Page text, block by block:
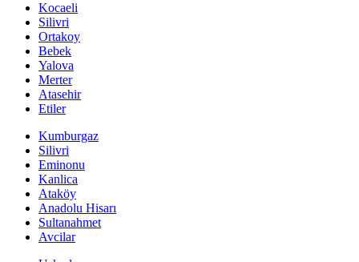
Kocaeli
Silivri
Ortakoy
Bebek
Yalova
Merter
Atasehir
Etiler
Kumburgaz
Silivri
Eminonu
Kanlica
Ataköy
Anadolu Hisarı
Sultanahmet
Avcilar